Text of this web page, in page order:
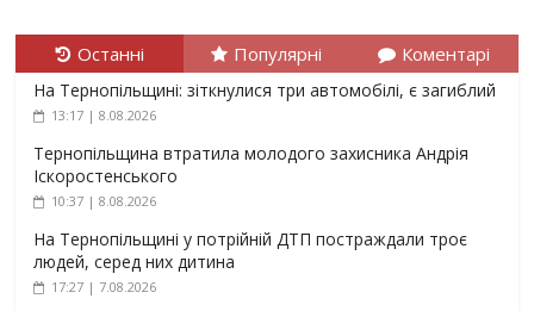
Останні Популярні Коментарі
На Тернопільщині: зіткнулися три автомобілі, є загиблий
13:17 | 8.08.2026
Тернопільщина втратила молодого захисника Андрія
Іскоростенського
10:37 | 8.08.2026
На Тернопільщині у потрійній ДТП постраждали троє
людей, серед них дитина
17:27 | 7.08.2026